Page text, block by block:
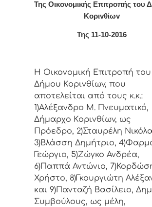
Της Οικονομικής Επιτρoπής τoυ
Κoριvθίωv
Της 11-10-2016
Η Οικονομική Επιτρoπή τoυ
Δήμoυ Κoριvθίωv, πoυ
απoτελείται από τoυς κ.κ.:
1)Αλέξανδρο Μ. Πνευματικό,
Δήμαρχo Κoριvθίωv, ως
Πρόεδρo, 2)Σταυρέλη
3)Βλάσση Δημήτριο,
Γεώργιο, 5)Ζώγκο Ανδρέα,
6)Παππά Αντώνιο,
Χρήστο, 8)Γκουργιώτη
και 9)Πανταζή Βασίλειο,
Συμβoύλoυς, ως μέλη,